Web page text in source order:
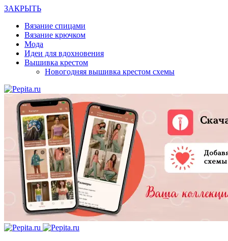
ЗАКРЫТЬ
Вязание спицами
Вязание крючком
Мода
Идеи для вдохновения
Вышивка крестом
Новогодняя вышивка крестом схемы